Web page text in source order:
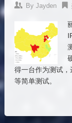
By Jayden
得一台作为测试
等简单测试。